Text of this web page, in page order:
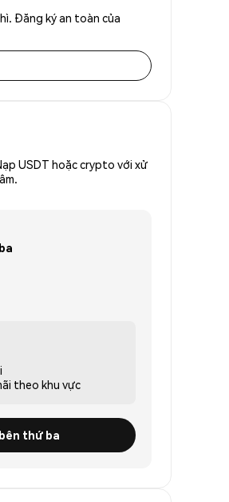
Đăng ký an toàn của
USDT hoặc crypto với xử
theo khu vực
thứ ba